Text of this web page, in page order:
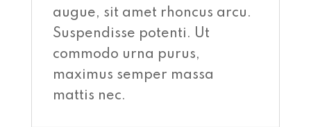
augue, sit amet rhoncus arcu.
Suspendisse potenti. Ut
commodo urna purus,
maximus semper massa
mattis nec.